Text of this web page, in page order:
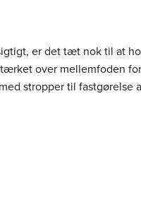
er det tæt nok til at
over mellemfoden
stropper til fastgørelse